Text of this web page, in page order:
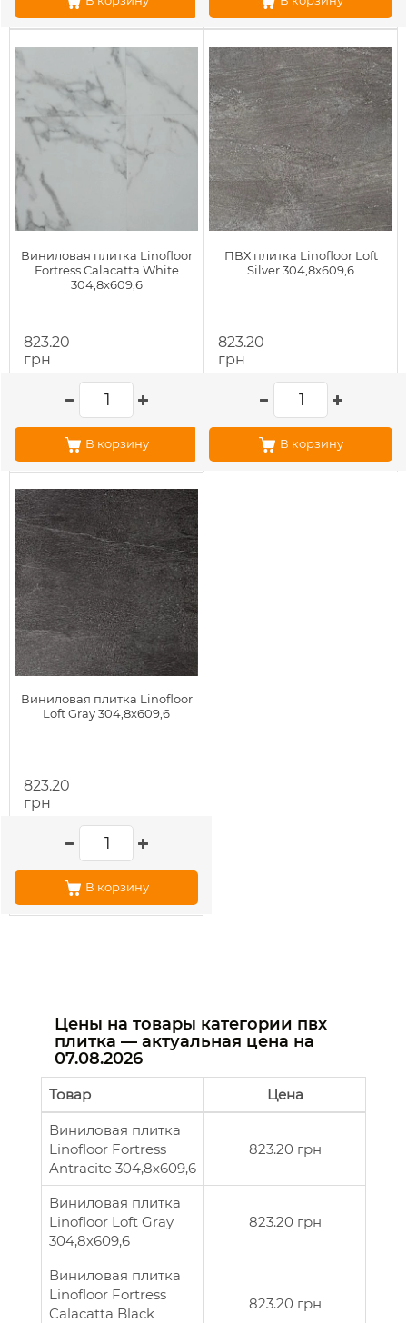
Виниловая плитка Linofloor
Fortress Calacatta White
304,8х609,6
823.20
грн
В корзину
ПВХ плитка Linofloor Loft
Silver 304,8х609,6
823.20
грн
В корзину
Виниловая плитка Linofloor
Loft Gray 304,8х609,6
823.20
грн
В корзину
Цены на товары категории пвх
плитка — актуальная цена на
07.08.2026
Товар Цена
Виниловая плитка
Linofloor Fortress
Antracite 304,8х609,6
823.20 грн
Виниловая плитка
Linofloor Loft Gray
304,8х609,6
823.20 грн
Виниловая плитка
Linofloor Fortress
Calacatta Black
823.20 грн